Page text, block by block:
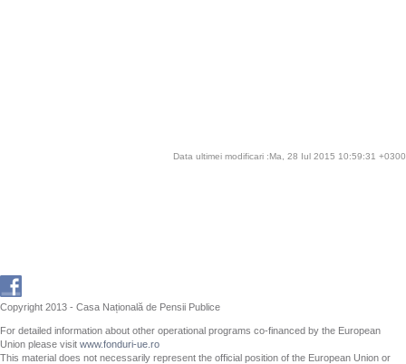
Data ultimei modificari :Ma, 28 Iul 2015 10:59:31 +0300
Copyright 2013 - Casa Națională de Pensii Publice
For detailed information about other operational programs co-financed by the European
Union please visit www.fonduri-ue.ro
This material does not necessarily represent the official position of the European Union or